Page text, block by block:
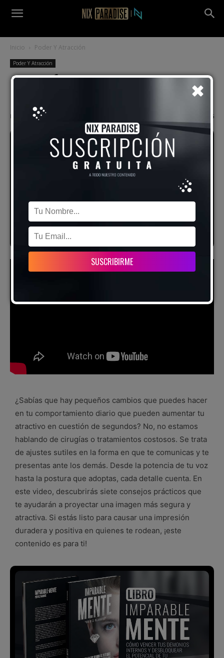
Inicio Poder Y Atracción
Poder Y Atracción
¡Transforma tu ATRACTIVO
Por Alex Vidal 2866
¿Sabías que hay pequeños cambios que puedes hacer
en tu comportamiento diario que pueden aumentar tu
atractivo en cuestión de segundos? No, no estamos
hablando de cirugías o tratamientos costosos. Se trata
de ajustes sutiles en la forma en que te comunicas y te
presentas ante los demás. Desde la potencia de tu voz
hasta la postura que adoptas, cada detalle cuenta. En
este video, descubrirás siete consejos prácticos que
te ayudarán a proyectar una imagen más segura y
atractiva. Si estás listo para causar una impresión
duradera y positiva en quienes te rodean, ¡este
contenido es para ti!